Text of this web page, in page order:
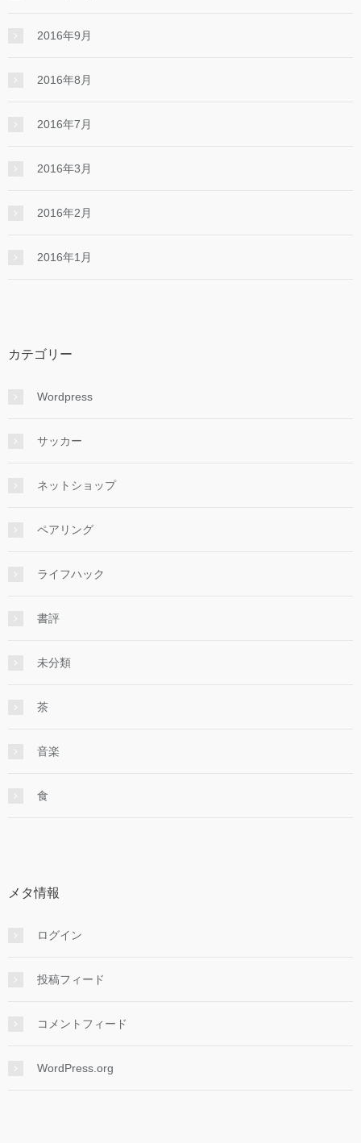
2016年9月
2016年8月
2016年7月
2016年3月
2016年2月
2016年1月
カテゴリー
Wordpress
サッカー
ネットショップ
ペアリング
ライフハック
書評
未分類
茶
音楽
食
メタ情報
ログイン
投稿フィード
コメントフィード
WordPress.org